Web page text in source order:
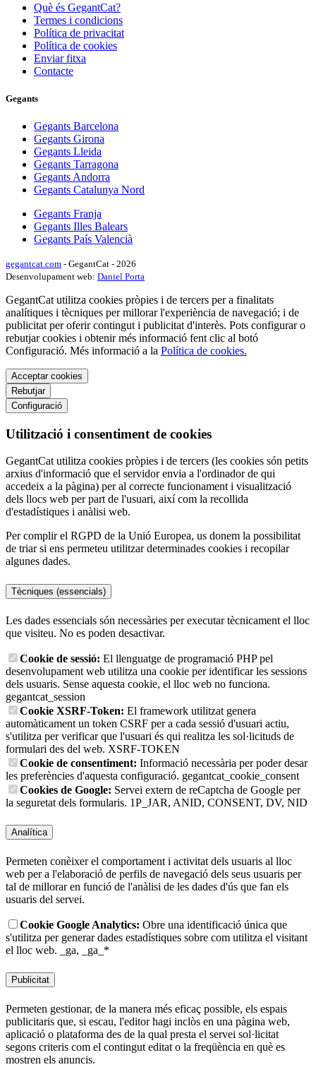
Què és GegantCat?
Termes i condicions
Política de privacitat
Política de cookies
Enviar fitxa
Contacte
Gegants
Gegants Barcelona
Gegants Girona
Gegants Lleida
Gegants Tarragona
Gegants Andorra
Gegants Catalunya Nord
Gegants Franja
Gegants Illes Balears
Gegants País Valencià
gegantcat.com - GegantCat - 2026
Desenvolupament web: Daniel Porta
GegantCat utilitza cookies pròpies i de tercers per a finalitats
analítiques i tècniques per millorar l'experiència de navegació; i de
publicitat per oferir contingut i publicitat d'interès. Pots configurar o
rebutjar cookies i obtenir més informació fent clic al botó
Configuració. Més informació a la Política de cookies.
Acceptar cookies
Rebutjar
Configuració
Utilització i consentiment de cookies
GegantCat utilitza cookies pròpies i de tercers (les cookies són petits
arxius d'informació que el servidor envia a l'ordinador de qui
accedeix a la pàgina) per al correcte funcionament i visualització
dels llocs web per part de l'usuari, així com la recollida
d'estadístiques i anàlisi web.
Per complir el RGPD de la Unió Europea, us donem la possibilitat
de triar si ens permeteu utilitzar determinades cookies i recopilar
algunes dades.
Tècniques (essencials)
Les dades essencials són necessàries per executar tècnicament el lloc
que visiteu. No es poden desactivar.
Cookie de sessió: El llenguatge de programació PHP pel
desenvolupament web utilitza una cookie per identificar les sessions
dels usuaris. Sense aquesta cookie, el lloc web no funciona.
gegantcat_session
Cookie XSRF-Token: El framework utilitzat genera
automàticament un token CSRF per a cada sessió d'usuari actiu,
s'utilitza per verificar que l'usuari és qui realitza les sol·licituds de
formulari des del web. XSRF-TOKEN
Cookie de consentiment: Informació necessària per poder desar
les preferències d'aquesta configuració. gegantcat_cookie_consent
Cookies de Google: Servei extern de reCaptcha de Google per
la seguretat dels formularis. 1P_JAR, ANID, CONSENT, DV, NID
Analítica
Permeten conèixer el comportament i activitat dels usuaris al lloc
web per a l'elaboració de perfils de navegació dels seus usuaris per
tal de millorar en funció de l'anàlisi de les dades d'ús que fan els
usuaris del servei.
Cookie Google Analytics: Obre una identificació única que
s'utilitza per generar dades estadístiques sobre com utilitza el visitant
el lloc web.
_ga, _ga_*
Publicitat
Permeten gestionar, de la manera més eficaç possible, els espais
publicitaris que, si escau, l'editor hagi inclòs en una pàgina web,
aplicació o plataforma des de la qual presta el servei sol·licitat
segons criteris com el contingut editat o la freqüència en què es
mostren els anuncis.